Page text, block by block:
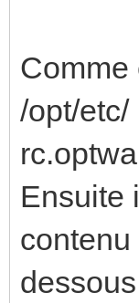
Comme
/opt/etc/
Ensuite
contenu